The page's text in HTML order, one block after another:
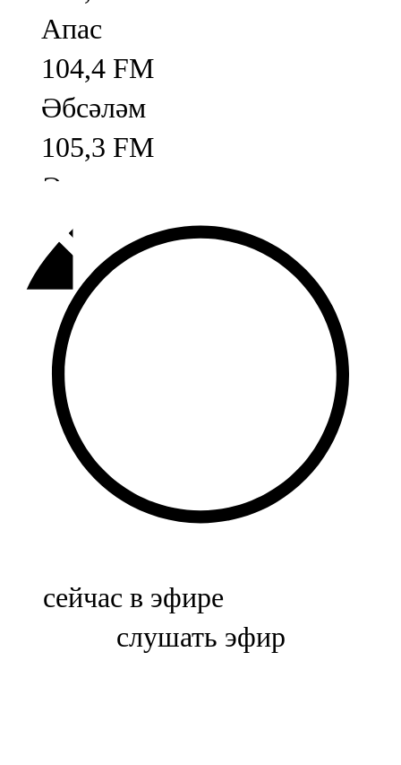
Апас
104,4 FM
Әбсәләм
105,3 FM
Әлмәт
92,9 FM
Базарлы матак
107,1 FM
Балык бистәсе
104,9 FM
Баулы
107,5 FM
Биләр
Болгар
сейчас в эфире
слушать эфир